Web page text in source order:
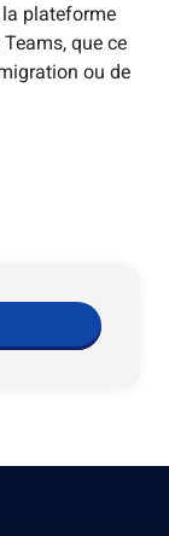
plateforme
que ce
ou de